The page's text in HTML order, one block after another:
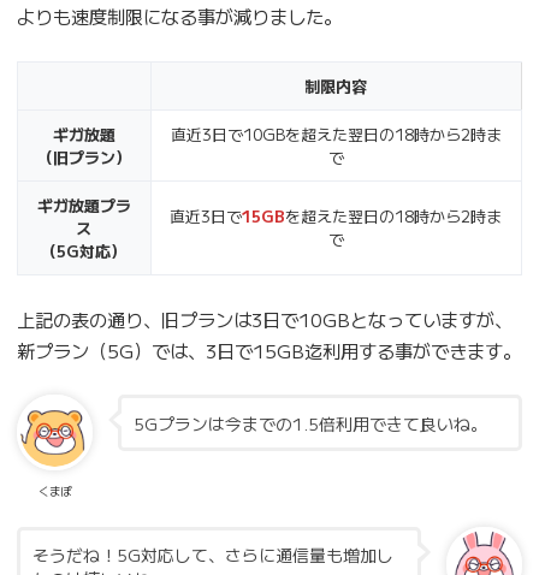
よりも速度制限になる事が減りました。
制限内容
ギガ放題
（旧プラン）
直近3日で10GBを超えた翌日の18時から2時ま
で
ギガ放題プラ
ス
（5G対応）
直近3日で15GBを超えた翌日の18時から2時ま
で
上記の表の通り、旧プランは3日で10GBとなっていますが、
新プラン（5G）では、3日で15GB迄利用する事ができます。
くまぽ
5Gプランは今までの1.5倍利用できて良いね。
そうだね！5G対応して、さらに通信量も増加し